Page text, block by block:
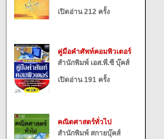
เปิดอ่าน 212 ครั้ง
คู่มือคำศัพท์คอมพิวเตอร์
สำนักพิมพ์ เอส.พี.ซี บุ๊คส์
เปิดอ่าน 191 ครั้ง
คณิตศาสตร์ทั่วไป
สำนักพิมพ์ สกายบุ๊คส์